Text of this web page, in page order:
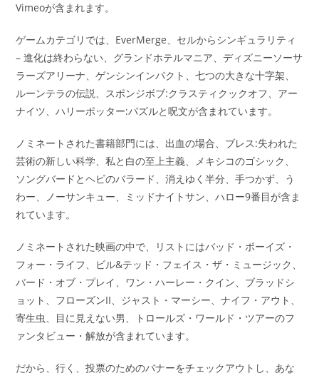
Vimeoが含まれます。
ゲームカテゴリでは、EverMerge、セルからシンギュラリティ
– 進化は終わらない、グランドホテルマニア、ディズニーソーサ
ラーズアリーナ、ゲンシンインパクト、七つの大きな十字架、
ルーンテラの伝説、スポンジボブ:クラスティクックオフ、アー
ナイツ、ハリーポッター:パズルと呪文が含まれています。
ノミネートされた書籍部門には、出血の場合、ブレス:失われた
芸術の新しい科学、私と白の至上主義、メキシコのゴシック、
ソングバードとヘビのバラード、消えゆく半分、手つかず、う
わー、ノーサンキュー、ミッドナイトサン、ハロー9番目が含ま
れています。
ノミネートされた映画の中で、リストにはバッド・ボーイズ・
フォー・ライフ、ビル&テッド・フェイス・ザ・ミュージック、
バード・オブ・プレイ、ワン・ハーレー・クイン、ブラッドシ
ョット、フローズンII、ジャスト・マーシー、ナイフ・アウト、
寄生虫、目に見えない男、トロールズ・ワールド・ツアーのフ
ァンタビュー・解放が含まれています。
だから、行く、投票のためのバナーをチェックアウトし、あな